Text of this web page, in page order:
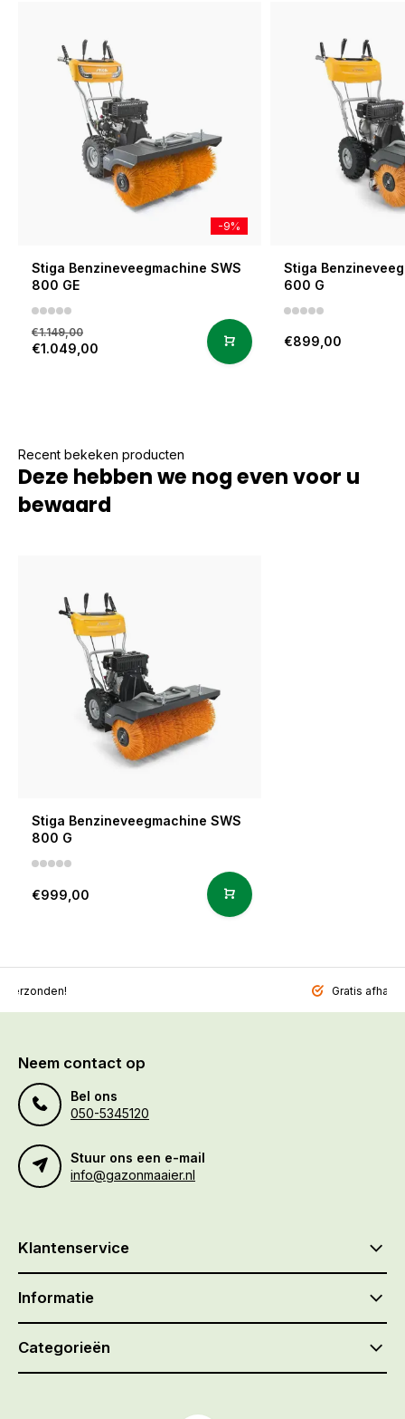
-9%
Stiga Benzineveegmachine SWS
800 GE
€1.149,00
€1.049,00
Stiga
600 G
€899,00
Recent bekeken producten
Deze hebben we nog even voor u
bewaard
Stiga Benzineveegmachine SWS
800 G
€999,00
verzonden! Gratis
Neem contact op
Bel ons
050-5345120
Stuur ons een e-mail
info@gazonmaaier.nl
Klantenservice
Informatie
Categorieën